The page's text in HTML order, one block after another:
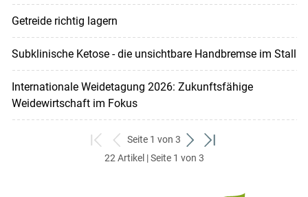
Getreide richtig lagern
Subklinische Ketose - die unsichtbare Handbremse im Stall
Internationale Weidetagung 2026: Zukunftsfähige
Weidewirtschaft im Fokus
zum
ersten
zurück
zum
Seite 1 von 3
weiter
zum
zum
22 Artikel | Seite 1 von 3